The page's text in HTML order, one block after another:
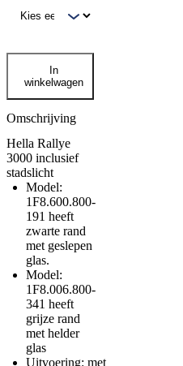
Hella
3000
inclusief
stadslicht
In
winkelwagen
Omschrijving
Hella Rallye
3000 inclusief
stadslicht
Model:
1F8.600.800-
191 heeft
zwarte rand
met geslepen
glas.
Model:
1F8.006.800-
341 heeft
grijze rand
met helder
glas
Uitvoering: met